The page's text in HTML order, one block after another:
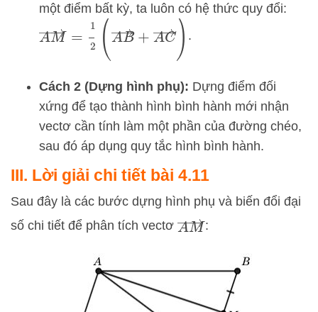
một điểm bất kỳ, ta luôn có hệ thức quy đổi:
AM→ 1 2( AB→ +AC → .
Cách 2 (Dựng hình phụ): Dựng điểm đối
xứng để tạo thành hình bình hành mới nhận
vectơ cần tính làm một phần của đường chéo,
sau đó áp dụng quy tắc hình bình hành.
III. Lời giải chi tiết bài 4.11
Sau đây là các bước dựng hình phụ và biến đổi đại
số chi tiết để phân tích vectơ AM→
: